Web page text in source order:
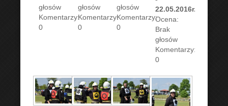
głosów
Komentarzy:
0
głosów
Komentarzy:
0
głosów
Komentarzy:
0
22.05.2016r._8
Ocena:
Brak
głosów
Komentarzy:
0